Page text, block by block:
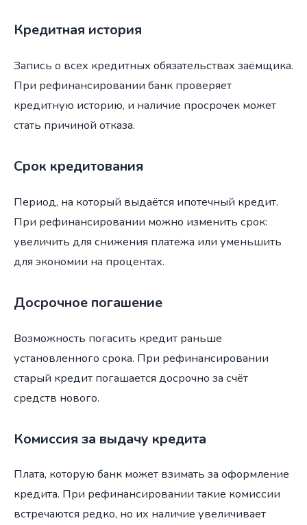
Кредитная история
Запись о всех кредитных обязательствах заёмщика.
При рефинансировании банк проверяет
кредитную историю, и наличие просрочек может
стать причиной отказа.
Срок кредитования
Период, на который выдаётся ипотечный кредит.
При рефинансировании можно изменить срок:
увеличить для снижения платежа или уменьшить
для экономии на процентах.
Досрочное погашение
Возможность погасить кредит раньше
установленного срока. При рефинансировании
старый кредит погашается досрочно за счёт
средств нового.
Комиссия за выдачу кредита
Плата, которую банк может взимать за оформление
кредита. При рефинансировании такие комиссии
встречаются редко, но их наличие увеличивает